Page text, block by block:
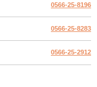
0566-25-8196
0566-25-8283
0566-25-2912